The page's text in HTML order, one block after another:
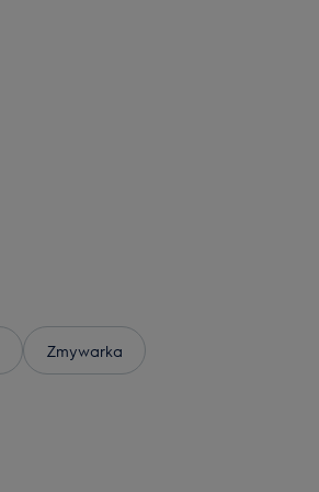
Zmywarka